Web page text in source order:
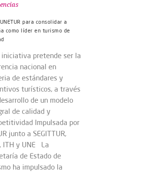
para consolidar a
como líder en turismo de
iniciativa pretende ser la
nacional en
de estándares y
turísticos, a través
de un modelo
de calidad y
Impulsada por
junto a SEGITTUR,
ITH y UNE La
de Estado de
ha impulsado la